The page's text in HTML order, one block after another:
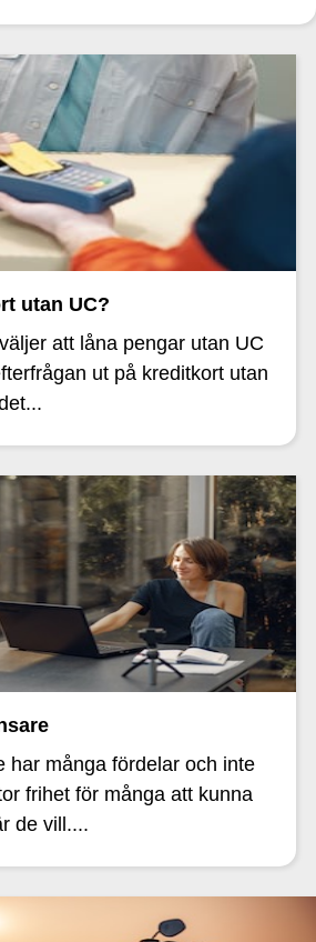
utan UC?
att låna pengar utan UC
ut på kreditkort utan
har många fördelar och inte
frihet för många att kunna
de vill....